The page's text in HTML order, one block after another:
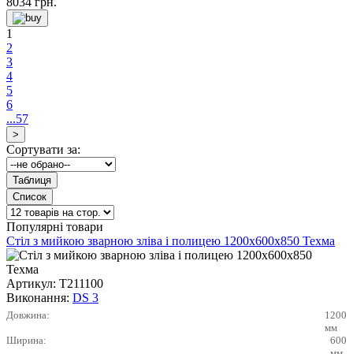
1
2
3
4
5
6
...57
Сортувати за:
Популярні товари
Стіл з мийкою зварною зліва і полицею 1200х600х850 Техма
Артикул: Т211100
Виконання: DS 3
Довжина:
1200
мм
Ширина:
600